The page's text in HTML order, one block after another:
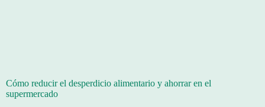
Cómo reducir el desperdicio alimentario y ahorrar en el
supermercado